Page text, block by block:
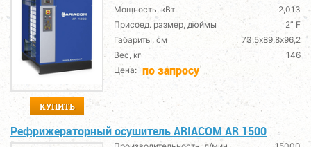
КУПИТЬ
Мощность, кВт
2,013
Присоед. размер, дюймы
2” F
Габариты, см
73,5х89,8х96,2
Вес, кг
146
Цена: по запросу
Рефрижераторный осушитель ARIACOM AR 1500